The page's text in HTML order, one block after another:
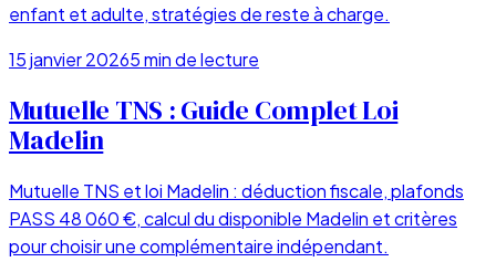
enfant et adulte, stratégies de reste à charge.
15 janvier 20265min de lecture
Mutuelle TNS : Guide Complet Loi
Madelin
Mutuelle TNS et loi Madelin : déduction fiscale, plafonds
PASS 48 060 €, calcul du disponible Madelin et critères
pour choisir une complémentaire indépendant.